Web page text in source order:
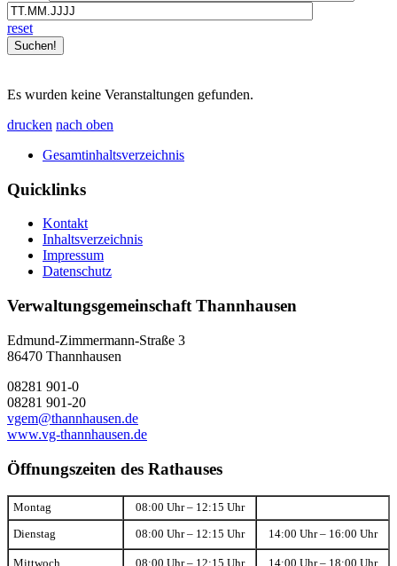
reset
Es wurden keine Veranstaltungen gefunden.
drucken nach oben
Gesamtinhaltsverzeichnis
Quicklinks
Kontakt
Inhaltsverzeichnis
Impressum
Datenschutz
Verwaltungsgemeinschaft Thannhausen
Edmund-Zimmermann-Straße 3
86470 Thannhausen
08281 901-0
08281 901-20
vgem@thannhausen.de
www.vg-thannhausen.de
Öffnungszeiten des Rathauses
Montag 08:00 Uhr – 12:15 Uhr
Dienstag 08:00 Uhr – 12:15 Uhr 14:00 Uhr – 16:00 Uhr